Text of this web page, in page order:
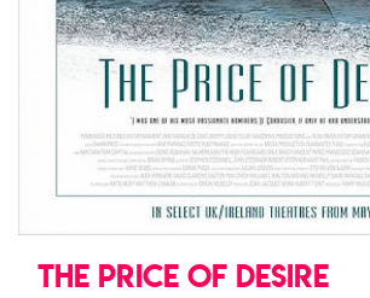
THE PRICE OF DESIRE